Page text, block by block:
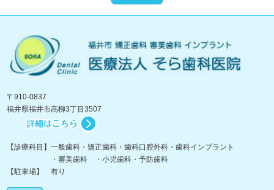
〒910-0837
福井県福井市高柳3丁目3507
【診療科目】一般歯科・矯正歯科・歯科口腔外科・歯科インプラント
・審美歯科 ・小児歯科・予防歯科
【駐車場】 有り